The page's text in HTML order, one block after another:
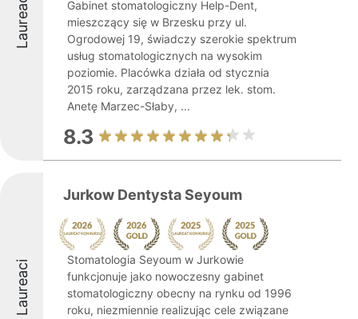
Laureaci
Gabinet stomatologiczny Help-Dent,
mieszczący się w Brzesku przy ul.
Ogrodowej 19, świadczy szerokie spektrum
usług stomatologicznych na wysokim
poziomie. Placówka działa od stycznia
2015 roku, zarządzana przez lek. stom.
Anetę Marzec-Słaby, ...
8.3
Laureaci
Jurkow Dentysta Seyoum
Stomatologia Seyoum w Jurkowie
funkcjonuje jako nowoczesny gabinet
stomatologiczny obecny na rynku od 1996
roku, niezmiennie realizując cele związane